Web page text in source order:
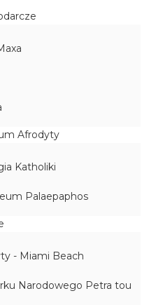
Afrodyty
Katholiki
Palaepaphos
- Miami Beach
Narodowego Petra tou